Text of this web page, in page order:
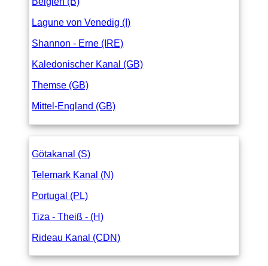
Lagune von Venedig (I)
Shannon - Erne (IRE)
Kaledonischer Kanal (GB)
Themse (GB)
Mittel-England (GB)
Götakanal (S)
Telemark Kanal (N)
Portugal (PL)
Tiza - Theiß - (H)
Rideau Kanal (CDN)